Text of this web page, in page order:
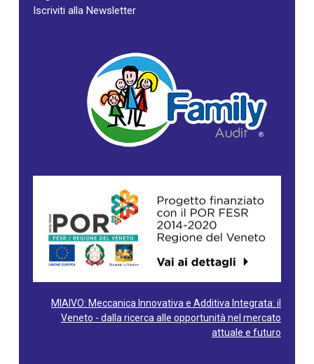
Iscriviti alla Newsletter
MIAIVO: Meccanica Innovativa e Additiva Integrata: il
Veneto - dalla ricerca alle opportunità nel mercato
attuale e futuro